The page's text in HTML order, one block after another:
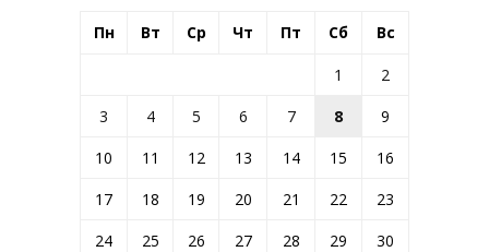
Пн Вт Ср Чт Пт Сб Вс
1
2
3
4 5 6 7 8
9
10
11 12 13 14 15
16
17
18 19 20 21 22
23
24
25 26 27 28 29
30